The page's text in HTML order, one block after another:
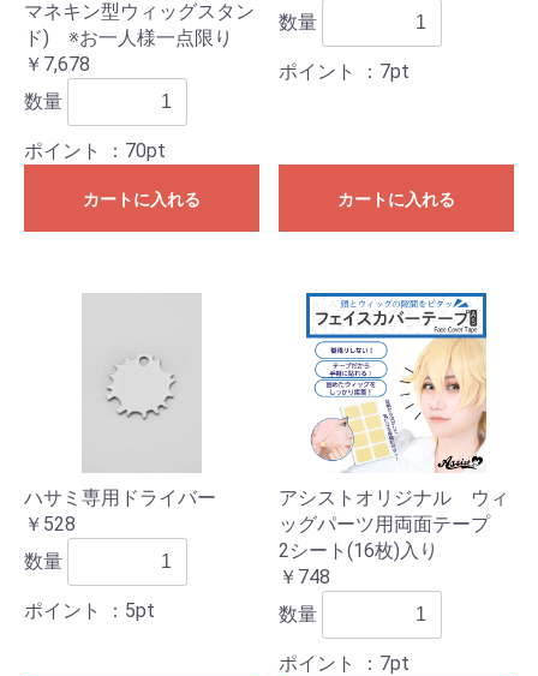
マネキン型ウィッグスタン
ド) ※お一人様一点限り
￥7,678
数量
ポイント ：70pt
カートに入れる
数量
ポイント ：7pt
カートに入れる
ハサミ専用ドライバー
￥528
数量
ポイント ：5pt
アシストオリジナル ウィ
ッグパーツ用両面テープ
2シート(16枚)入り
￥748
数量
ポイント ：7pt